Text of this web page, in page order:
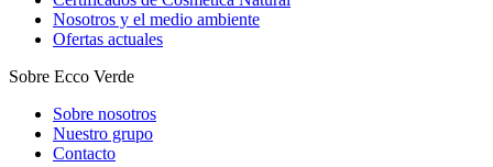
Nosotros y el medio ambiente
Ofertas actuales
Sobre Ecco Verde
Sobre nosotros
Nuestro grupo
Contacto